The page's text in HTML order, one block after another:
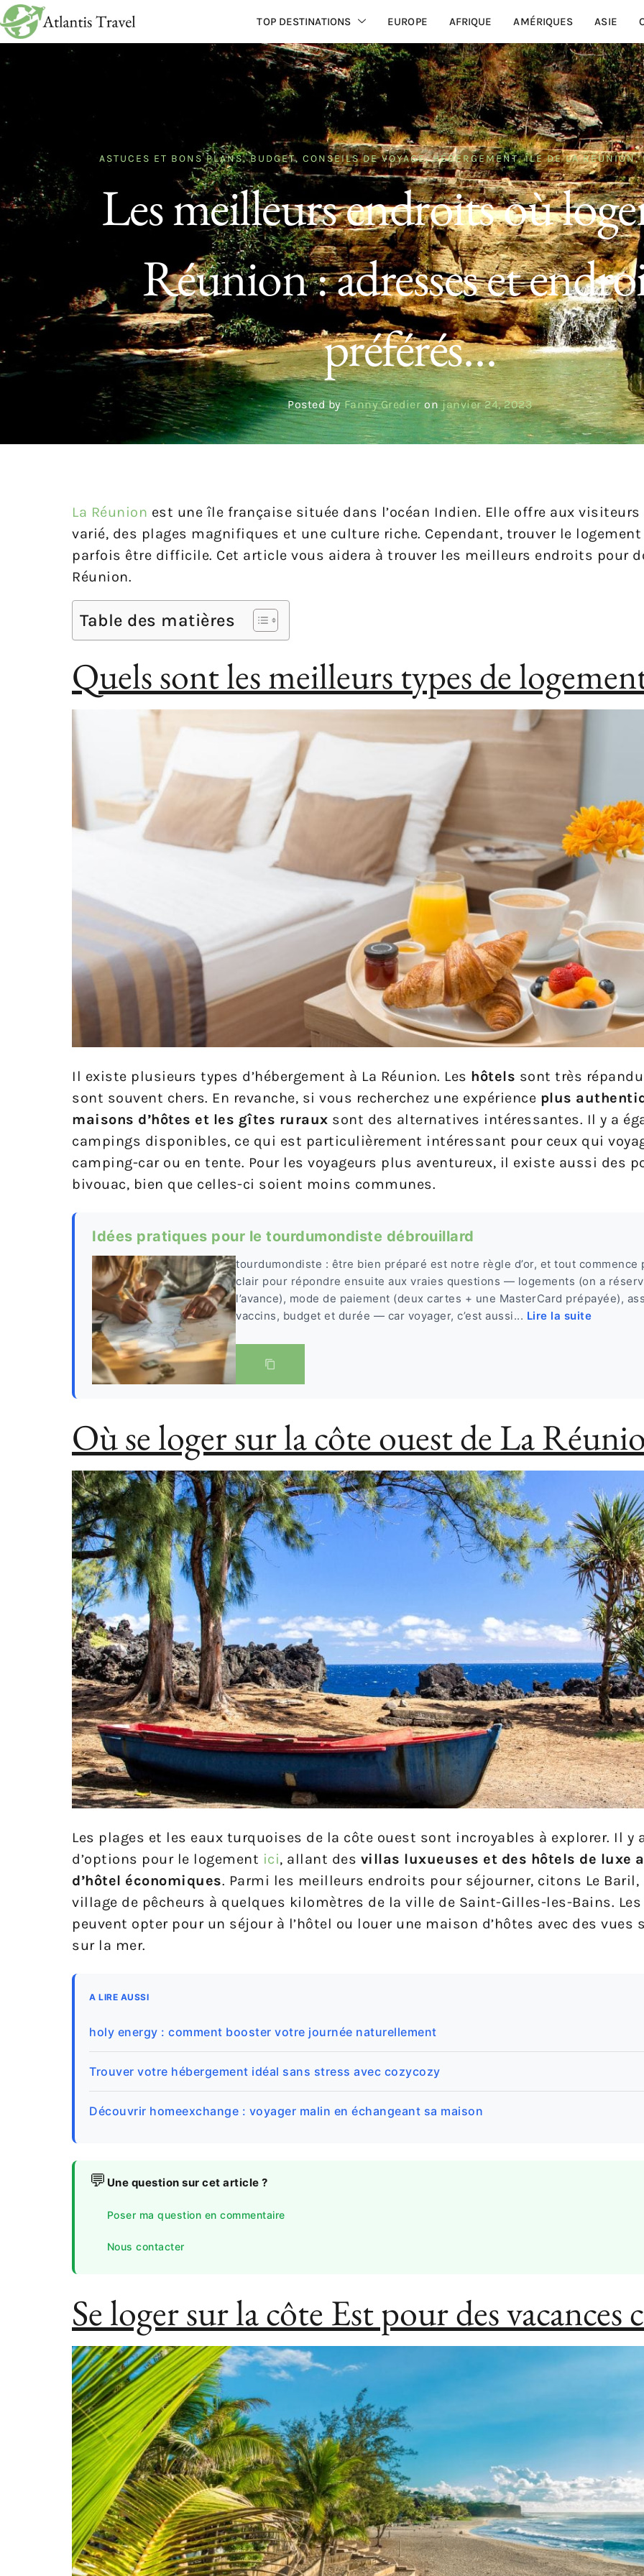
TOP DESTINATIONS EUROPE AFRIQUE AMÉRIQUES ASIE
ASTUCES ET BONS PLANS,BUDGET, CONSEILS DE VOYAGE,HÉBERGEMENT,ÎLE DE LA RÉUNION,
Les meilleurs endroits où
Réunion : adresses et
préférés…
Posted by Fanny Gredier on janvier 24, 2023
La Réunion est une île française située dans l’océan Indien. Elle offre aux visiteurs
varié, des plages magnifiques et une culture riche. Cependant, trouver le
parfois être difficile. Cet article vous aidera à trouver les meilleurs endroits pour
Réunion.
Table des matières
Quels sont les meilleurs types de
Il existe plusieurs types d’hébergement à La Réunion. Les hôtels sont très
sont souvent chers. En revanche, si vous recherchez une expérience plus
maisons d’hôtes et les gîtes ruraux sont des alternatives intéressantes. Il y a
campings disponibles, ce qui est particulièrement intéressant pour ceux qui
camping-car ou en tente. Pour les voyageurs plus aventureux, il existe aussi des
bivouac, bien que celles-ci soient moins communes.
Idées pratiques pour le tourdumondiste débrouillard
tourdumondiste : être bien préparé est notre règle d’or, et tout commence
clair pour répondre ensuite aux vraies questions — logements (on a
l’avance), mode de paiement (deux cartes + une MasterCard prépayée),
vaccins, budget et durée — car voyager, c’est aussi... Lire la suite
Où se loger sur la côte ouest de La
Les plages et les eaux turquoises de la côte ouest sont incroyables à explorer. Il y
d’options pour le logement ici, allant des villas luxueuses et des hôtels de luxe
d’hôtel économiques. Parmi les meilleurs endroits pour séjourner, citons Le
village de pêcheurs à quelques kilomètres de la ville de Saint-Gilles-les-Bains.
peuvent opter pour un séjour à l’hôtel ou louer une maison d’hôtes avec des vues
sur la mer.
A LIRE AUSSI
holy energy : comment booster votre journée naturellement
Trouver votre hébergement idéal sans stress avec cozycozy
Découvrir homeexchange : voyager malin en échangeant sa maison
💬 Une question sur cet article ?
Poser ma question en commentaire
Nous contacter
Se loger sur la côte Est pour des vacances